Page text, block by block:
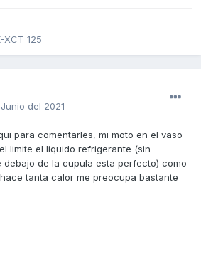
XCT 125
del 2021
para comentarles, mi moto en el vaso
limite el liquido refrigerante (sin
debajo de la cupula esta perfecto) como
tanta calor me preocupa bastante